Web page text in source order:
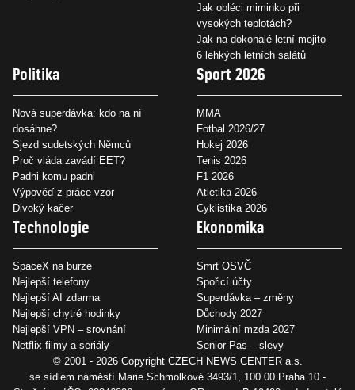
Jak obléci miminko při
vysokých teplotách?
Jak na dokonalé letní mojito
6 lehkých letních salátů
Politika
Nová superdávka: kdo na ní
dosáhne?
Sjezd sudetských Němců
Proč vláda zavádí EET?
Padni komu padni
Výpověď z práce vzor
Divoký kačer
Sport 2026
MMA
Fotbal 2026/27
Hokej 2026
Tenis 2026
F1 2026
Atletika 2026
Cyklistika 2026
Technologie
SpaceX na burze
Nejlepší telefony
Nejlepší AI zdarma
Nejlepší chytré hodinky
Nejlepší VPN – srovnání
Netflix filmy a seriály
Ekonomika
Smrt OSVČ
Spořicí účty
Superdávka – změny
Důchody 2027
Minimální mzda 2027
Senior Pas – slevy
© 2001 - 2026 Copyright CZECH NEWS CENTER a.s.
se sídlem náměstí Marie Schmolkové 3493/1, 100 00 Praha 10 -